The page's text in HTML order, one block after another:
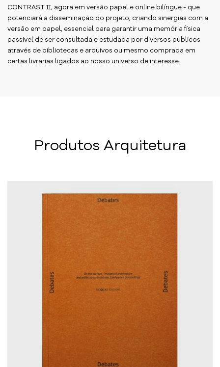
CONTRAST II, agora em versão papel e online bilíngue - que
potenciará a disseminação do projeto, criando sinergias com a
versão em papel, essencial para garantir uma memória física
passível de ser consultada e estudada por diversos públicos
através de bibliotecas e arquivos ou mesmo comprada em
certas livrarias ligados ao nosso universo de interesse.
Produtos Arquitetura